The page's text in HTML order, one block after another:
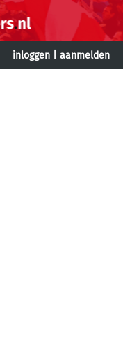
inloggen aanmelden